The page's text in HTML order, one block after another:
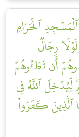
ٱلۡحَرَامِ
رِجَالٞ
أَن تَطَـُٔوهُمۡ
ٱللَّهُ فِي
ٱلَّذِينَ كَفَرُواْ